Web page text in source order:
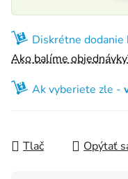
Diskrétne dodanie
Ako balíme
Ak vyberiete zle -
Tlač Opýtať